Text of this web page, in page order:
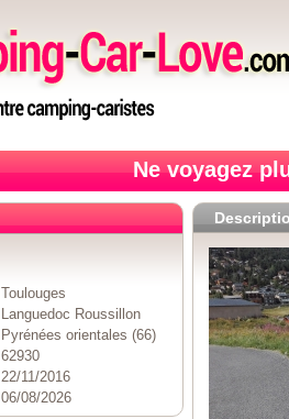
Ne voyagez
Toulouges
Languedoc Roussillon
Pyrénées orientales (66)
62930
22/11/2016
06/08/2026